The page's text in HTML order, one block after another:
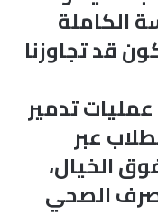
الكاملة
قد تجاوزنا
تدمير
عبر
الخيال،
الصحي